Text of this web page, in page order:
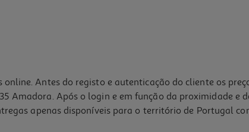
Antes do registo e autenticação do cliente os
Amadora. Após o login e em função da proximidade e
apenas disponíveis para o território de Portugal